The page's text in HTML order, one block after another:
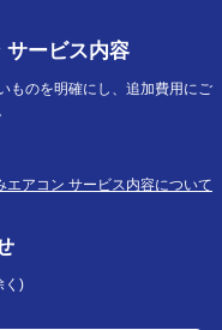
サービス内容
ものを明確にし、追加費用にご
エアコン サービス内容について
く)